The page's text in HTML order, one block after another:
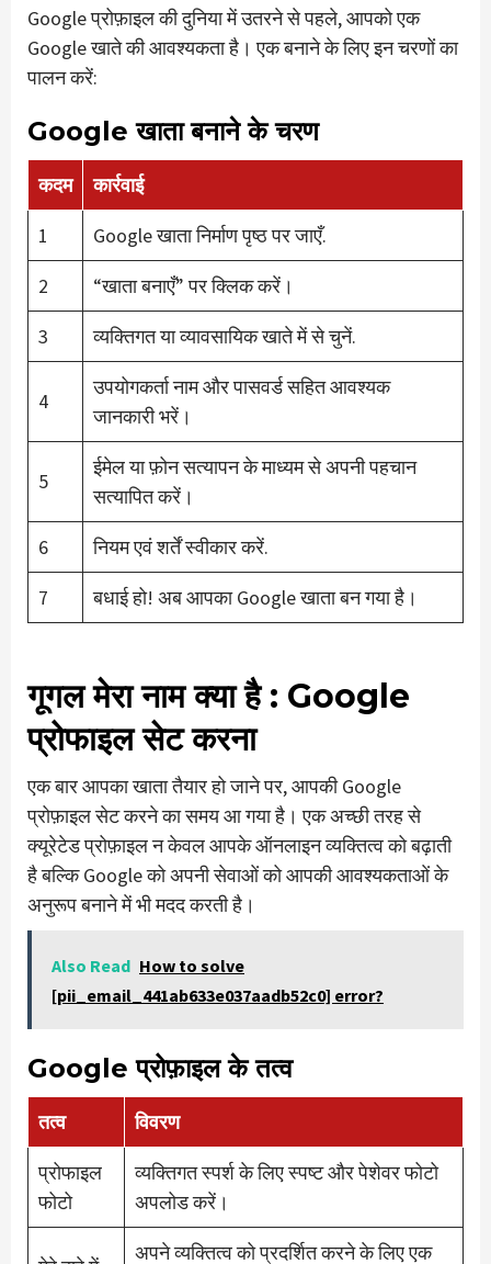
Google प्रोफ़ाइल की दुनिया में उतरने से पहले, आपको एक
Google खाते की आवश्यकता है। एक बनाने के लिए इन चरणों का
पालन करें:
Google खाता बनाने के चरण
कदम
कार्रवाई
1
Google खाता निर्माण पृष्ठ पर जाएँ.
2
“खाता बनाएँ” पर क्लिक करें।
3
व्यक्तिगत या व्यावसायिक खाते में से चुनें.
4
उपयोगकर्ता नाम और पासवर्ड सहित आवश्यक
जानकारी भरें।
5
ईमेल या फ़ोन सत्यापन के माध्यम से अपनी पहचान
सत्यापित करें।
6
नियम एवं शर्तें स्वीकार करें.
7
बधाई हो! अब आपका Google खाता बन गया है।
गूगल मेरा नाम क्या है : Google
प्रोफाइल सेट करना
एक बार आपका खाता तैयार हो जाने पर, आपकी Google
प्रोफ़ाइल सेट करने का समय आ गया है। एक अच्छी तरह से
क्यूरेटेड प्रोफ़ाइल न केवल आपके ऑनलाइन व्यक्तित्व को बढ़ाती
है बल्कि Google को अपनी सेवाओं को आपकी आवश्यकताओं के
अनुरूप बनाने में भी मदद करती है।
Also Read How to solve
[pii_email_441ab633e037aadb52c0] error?
Google प्रोफ़ाइल के तत्व
तत्व
विवरण
प्रोफाइल
फोटो
व्यक्तिगत स्पर्श के लिए स्पष्ट और पेशेवर फोटो
अपलोड करें।
अपने व्यक्तित्व को प्रदर्शित करने के लिए एक